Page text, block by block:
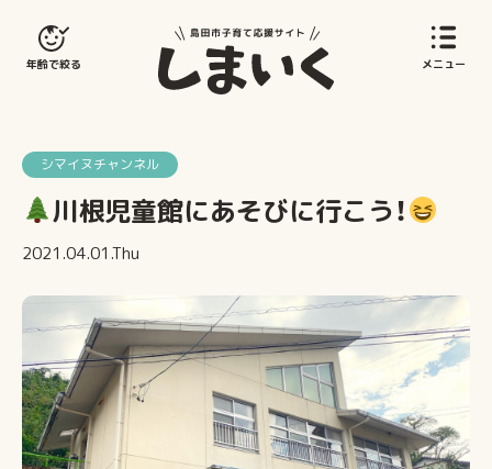
年齢で絞る
島田市子育てサイ
メニュー
シマイヌチャンネル
川根児童館にあそびに行こう！
2021.04.01.Thu